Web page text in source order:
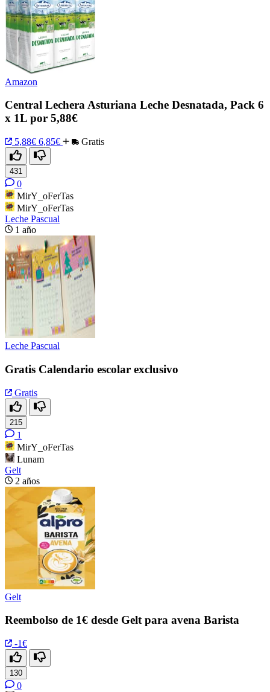
Amazon
Central Lechera Asturiana Leche Desnatada, Pack 6
x 1L por 5,88€
5,88€ 6,85€ Gratis
431
0
MirY_oFerTas
MirY_oFerTas
Leche Pascual
1 año
Leche Pascual
Gratis Calendario escolar exclusivo
Gratis
215
1
MirY_oFerTas
Lunam
Gelt
2 años
Gelt
Reembolso de 1€ desde Gelt para avena Barista
-1€
130
0